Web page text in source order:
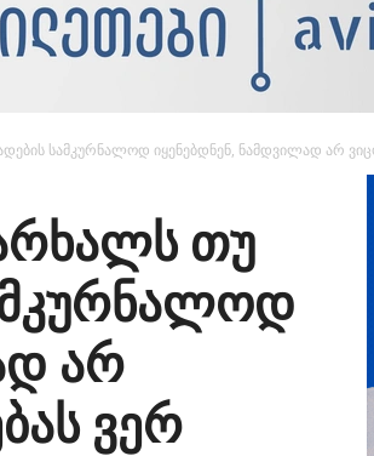
სამკურნალოდ იყენებდნენ, ნამდვილად არ
თუ
არ
ვერ